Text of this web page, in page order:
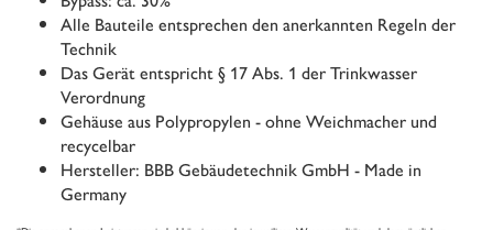
Alle Bauteile entsprechen den anerkannten Regeln der
Technik
Das Gerät entspricht § 17 Abs. 1 der Trinkwasser
Verordnung
Gehäuse aus Polypropylen - ohne Weichmacher und
recycelbar
Hersteller: BBB Gebäudetechnik GmbH - Made in
Germany